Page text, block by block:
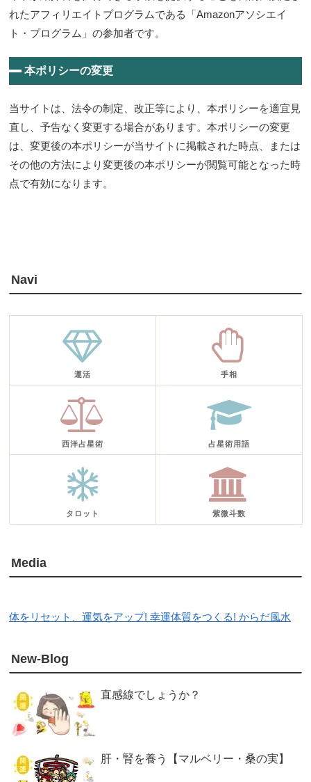
れたアフィリエイトプログラムである「Amazonアソシエイ
ト・プログラム」の参加者です。
本ポリシーの変更
当サイトは、法令の制定、改正等により、本ポリシーを適宜見
直し、予告なく変更する場合があります。本ポリシーの変更
は、変更後の本ポリシーが当サイトに掲載された時点、または
その他の方法により変更後の本ポリシーが閲覧可能となった時
点で有効になります。
Navi
運活 手相
西洋占星術 占星術用語
タロット 紫微斗数
Media
体をリセット、運気をアップ! 幸運体質をつくる! からだ風水
New-Blog
直感線でしょうか？
肝・腎を養う【マルベリー・桑の実】